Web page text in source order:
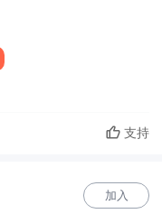
支持
加入